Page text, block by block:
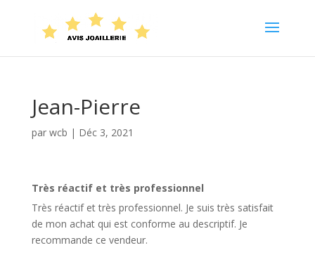
Jean-Pierre
par wcb | Déc 3, 2021
Très réactif et très professionnel
Très réactif et très professionnel. Je suis très satisfait
de mon achat qui est conforme au descriptif. Je
recommande ce vendeur.